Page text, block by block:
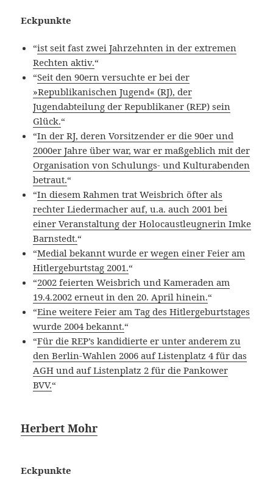
Eckpunkte
“ist seit fast zwei Jahrzehnten in der extremen
Rechten aktiv.“
“Seit den 90ern versuchte er bei der
»Republikanischen Jugend« (RJ), der
Jugendabteilung der Republikaner (REP) sein
Glück.“
“In der RJ, deren Vorsitzender er die 90er und
2000er Jahre über war, war er maßgeblich mit der
Organisation von Schulungs- und Kulturabenden
betraut.“
“In diesem Rahmen trat Weisbrich öfter als
rechter Liedermacher auf, u.a. auch 2001 bei
einer Veranstaltung der Holocaustleugnerin Imke
Barnstedt.“
“Medial bekannt wurde er wegen einer Feier am
Hitlergeburtstag 2001.“
“2002 feierten Weisbrich und Kameraden am
19.4.2002 erneut in den 20. April hinein.“
“Eine weitere Feier am Tag des Hitlergeburtstages
wurde 2004 bekannt.“
“Für die REP’s kandidierte er unter anderem zu
den Berlin-Wahlen 2006 auf Listenplatz 4 für das
AGH und auf Listenplatz 2 für die Pankower
BVV.“
Herbert Mohr
Eckpunkte